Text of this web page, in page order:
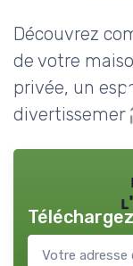
Découvrez
de votre
privée, un